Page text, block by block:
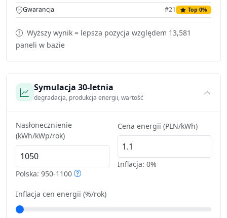
Gwarancja #21 Top 0%
Wyższy wynik = lepsza pozycja względem 13,581
paneli w bazie
Symulacja 30-letnia
degradacja, produkcja energii, wartość
Nasłonecznienie
(kWh/kWp/rok)
Polska: 950-1100
Cena energii (PLN/kWh)
Inflacja: 0%
Inflacja cen energii (%/rok)